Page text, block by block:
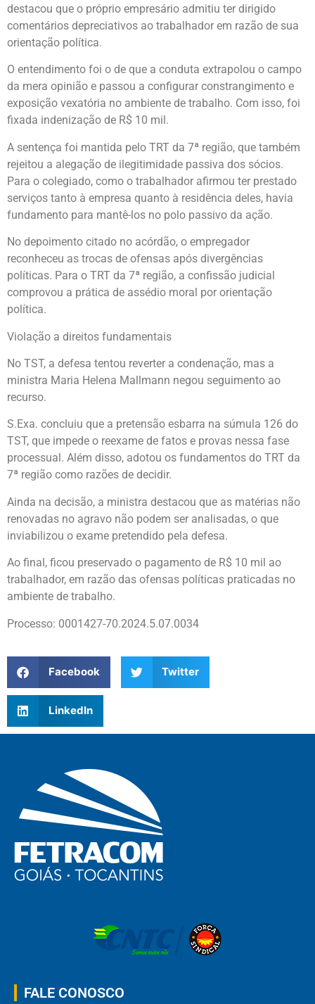
destacou que o próprio empresário admitiu ter dirigido
comentários depreciativos ao trabalhador em razão de sua
orientação política.
O entendimento foi o de que a conduta extrapolou o campo
da mera opinião e passou a configurar constrangimento e
exposição vexatória no ambiente de trabalho. Com isso, foi
fixada indenização de R$ 10 mil.
A sentença foi mantida pelo TRT da 7ª região, que também
rejeitou a alegação de ilegitimidade passiva dos sócios.
Para o colegiado, como o trabalhador afirmou ter prestado
serviços tanto à empresa quanto à residência deles, havia
fundamento para mantê-los no polo passivo da ação.
No depoimento citado no acórdão, o empregador
reconheceu as trocas de ofensas após divergências
políticas. Para o TRT da 7ª região, a confissão judicial
comprovou a prática de assédio moral por orientação
política.
Violação a direitos fundamentais
No TST, a defesa tentou reverter a condenação, mas a
ministra Maria Helena Mallmann negou seguimento ao
recurso.
S.Exa. concluiu que a pretensão esbarra na súmula 126 do
TST, que impede o reexame de fatos e provas nessa fase
processual. Além disso, adotou os fundamentos do TRT da
7ª região como razões de decidir.
Ainda na decisão, a ministra destacou que as matérias não
renovadas no agravo não podem ser analisadas, o que
inviabilizou o exame pretendido pela defesa.
Ao final, ficou preservado o pagamento de R$ 10 mil ao
trabalhador, em razão das ofensas políticas praticadas no
ambiente de trabalho.
Processo: 0001427-70.2024.5.07.0034
Facebook Twitter
LinkedIn
FALE CONOSCO